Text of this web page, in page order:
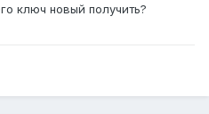
ключ новый получить?